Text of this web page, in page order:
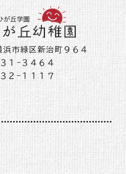
浜市緑区新治町９６４
１−３４６４
２−１１１７